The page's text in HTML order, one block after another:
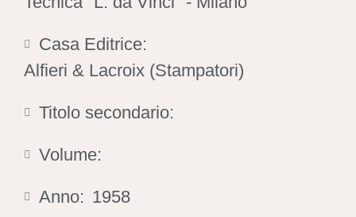
Casa Editrice:
Alfieri & Lacroix (Stampatori)
Titolo secondario:
Volume:
Anno: 1958